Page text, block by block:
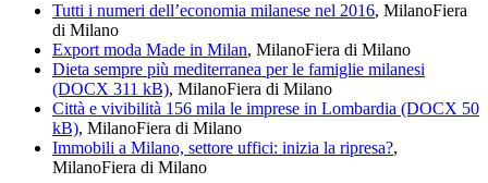
Tutti i numeri dell’economia milanese nel 2016, MilanoFiera
di Milano
Export moda Made in Milan, MilanoFiera di Milano
Dieta sempre più mediterranea per le famiglie milanesi
(DOCX 311 kB), MilanoFiera di Milano
Città e vivibilità 156 mila le imprese in Lombardia (DOCX 50
kB), MilanoFiera di Milano
Immobili a Milano, settore uffici: inizia la ripresa?,
MilanoFiera di Milano